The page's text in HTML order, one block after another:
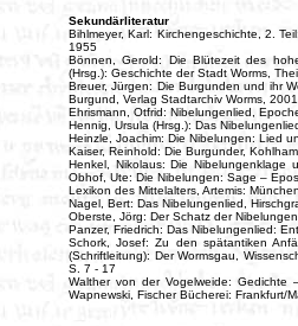
Sekundärliteratur
Bihlmeyer, Karl: Kirchengeschichte, 2.
1955
Bönnen, Gerold: Die Blütezeit des
(Hrsg.): Geschichte der Stadt Worms,
Breuer, Jürgen: Die Burgunden und ihr
Burgund, Verlag Stadtarchiv Worms,
Ehrismann, Otfrid: Nibelungenlied,
Hennig, Ursula (Hrsg.): Das
Heinzle, Joachim: Die Nibelungen: Lied
Kaiser, Reinhold: Die Burgunder,
Henkel, Nikolaus: Die
Obhof, Ute: Die Nibelungen: Sage –
Lexikon des Mittelalters, Artemis:
Nagel, Bert: Das Nibelungenlied,
Oberste, Jörg: Der Schatz der
Panzer, Friedrich: Das Nibelungenlied:
Schork, Josef: Zu den spätantiken
(Schriftleitung): Der Wormsgau,
S. 7 - 17
Walther von der Vogelweide: Gedichte
Wapnewski, Fischer Bücherei: Frankfurt/